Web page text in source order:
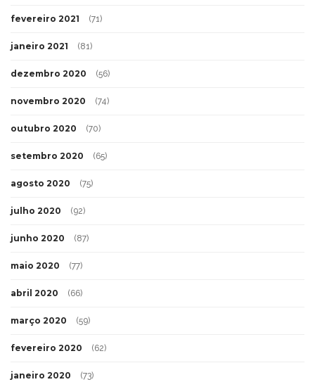
fevereiro 2021 (71)
janeiro 2021 (81)
dezembro 2020 (56)
novembro 2020 (74)
outubro 2020 (70)
setembro 2020 (65)
agosto 2020 (75)
julho 2020 (92)
junho 2020 (87)
maio 2020 (77)
abril 2020 (66)
março 2020 (59)
fevereiro 2020 (62)
janeiro 2020 (73)